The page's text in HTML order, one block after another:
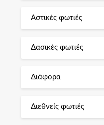
Αστικές φωτιές
Δασικές φωτιές
Διάφορα
Διεθνείς φωτιές